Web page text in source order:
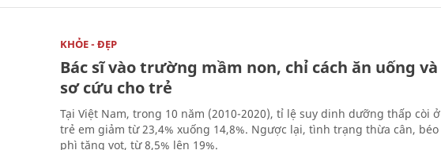
KHỎE - ĐẸP
Bác sĩ vào trường mầm non, chỉ cách ăn uống và
sơ cứu cho trẻ
Tại Việt Nam, trong 10 năm (2010-2020), tỉ lệ suy dinh dưỡng thấp còi ở
trẻ em giảm từ 23,4% xuống 14,8%. Ngược lại, tình trạng thừa cân, béo
phì tăng vọt, từ 8,5% lên 19%.